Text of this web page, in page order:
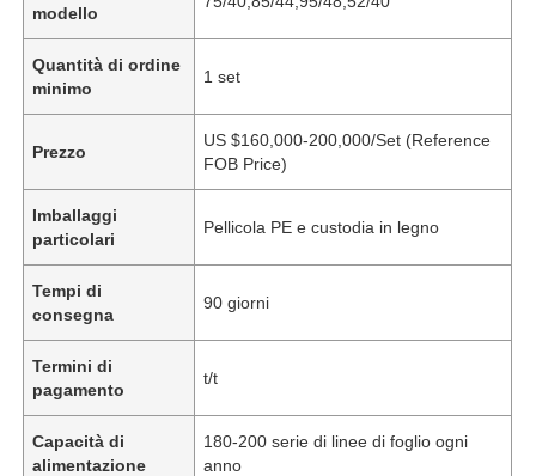
modello
Quantità di ordine
minimo
1 set
Prezzo
US $160,000-200,000/Set (Reference
FOB Price)
Imballaggi
particolari
Pellicola PE e custodia in legno
Tempi di
consegna
90 giorni
Termini di
pagamento
t/t
Capacità di
alimentazione
180-200 serie di linee di foglio ogni
anno